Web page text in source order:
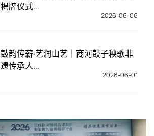
揭牌仪式...
2026-06-06
鼓韵传薪·艺润山艺｜商河鼓子秧歌非
遗传承人...
2026-06-01